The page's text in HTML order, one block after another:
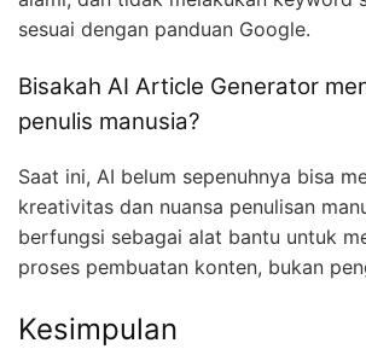
sesuai dengan panduan Google.
Bisakah AI Article Generator
penulis manusia?
Saat ini, AI belum sepenuhnya bisa
kreativitas dan nuansa penulisan
berfungsi sebagai alat bantu untuk
proses pembuatan konten, bukan
Kesimpulan